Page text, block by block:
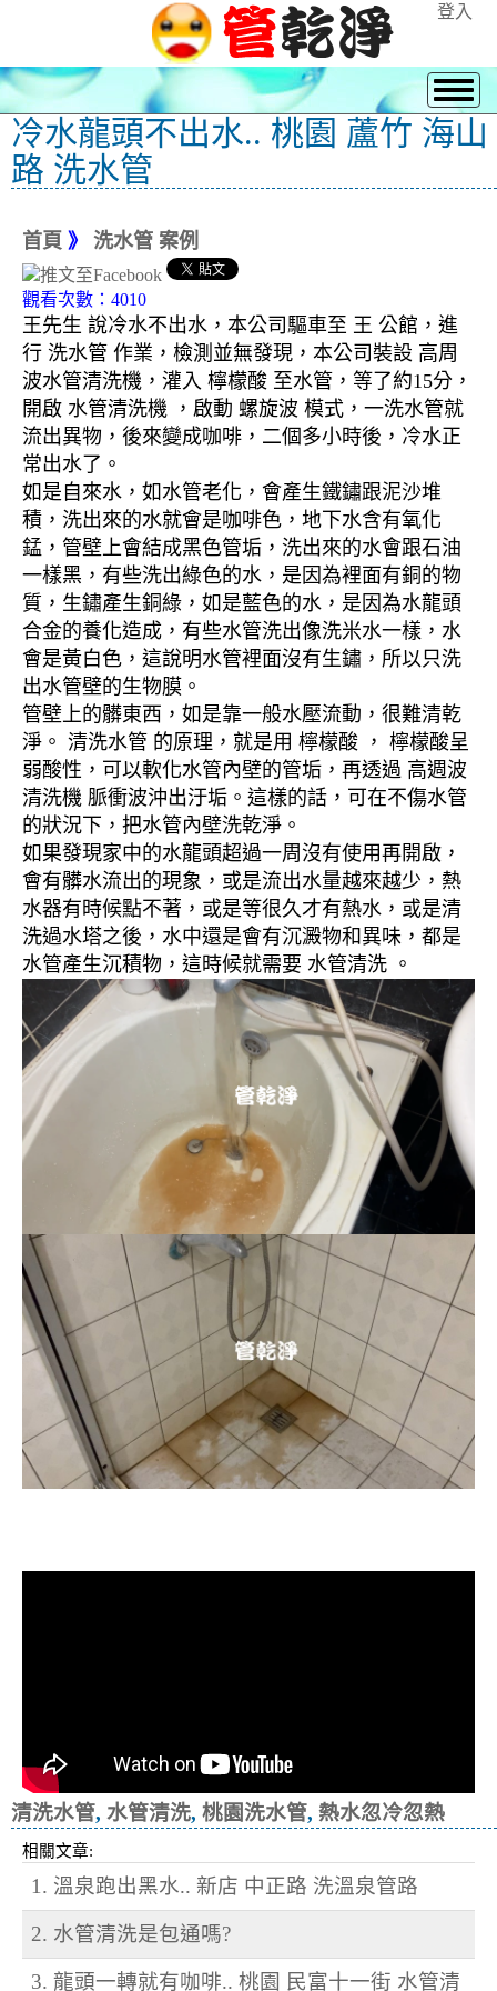
登入
冷水龍頭不出水.. 桃園 蘆竹 海山
路 洗水管
首頁 》 洗水管 案例
觀看次數：4010
王先生 說冷水不出水，本公司驅車至 王 公館，進
行 洗水管 作業，檢測並無發現，本公司裝設 高周
波水管清洗機，灌入 檸檬酸 至水管，等了約15分，
開啟 水管清洗機 ，啟動 螺旋波 模式，一洗水管就
流出異物，後來變成咖啡，二個多小時後，冷水正
常出水了。
如是自來水，如水管老化，會產生鐵鏽跟泥沙堆
積，洗出來的水就會是咖啡色，地下水含有氧化
錳，管壁上會結成黑色管垢，洗出來的水會跟石油
一樣黑，有些洗出綠色的水，是因為裡面有銅的物
質，生鏽產生銅綠，如是藍色的水，是因為水龍頭
合金的養化造成，有些水管洗出像洗米水一樣，水
會是黃白色，這說明水管裡面沒有生鏽，所以只洗
出水管壁的生物膜。
管壁上的髒東西，如是靠一般水壓流動，很難清乾
淨。 清洗水管 的原理，就是用 檸檬酸 ， 檸檬酸呈
弱酸性，可以軟化水管內壁的管垢，再透過 高週波
清洗機 脈衝波沖出汙垢。這樣的話，可在不傷水管
的狀況下，把水管內壁洗乾淨。
如果發現家中的水龍頭超過一周沒有使用再開啟，
會有髒水流出的現象，或是流出水量越來越少，熱
水器有時候點不著，或是等很久才有熱水，或是清
洗過水塔之後，水中還是會有沉澱物和異味，都是
水管產生沉積物，這時候就需要 水管清洗 。
清洗水管, 水管清洗, 桃園洗水管, 熱水忽冷忽熱
相關文章:
1. 溫泉跑出黑水.. 新店 中正路 洗溫泉管路
2. 水管清洗是包通嗎?
3. 龍頭一轉就有咖啡.. 桃園 民富十一街 水管清